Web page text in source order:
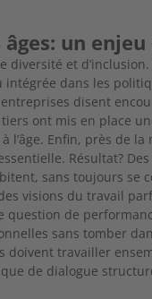
un
diversité et
intégrée dans les
disent
tiers ont mis en place
l’âge. Enfin, près de
Résultat?
sans toujours se
visions du travail
question de
sans tomber
doivent travailler
de dialogue